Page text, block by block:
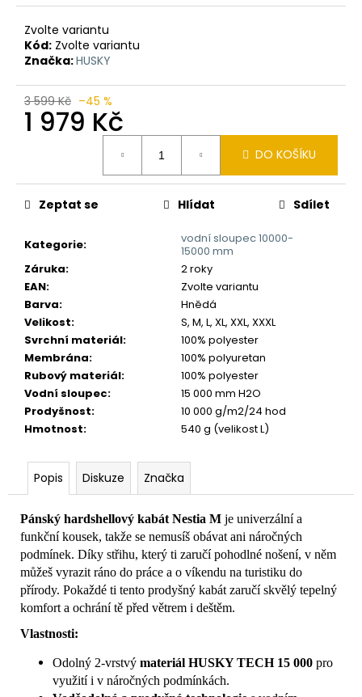
Zvolte variantu
Kód: Zvolte variantu
Značka:HUSKY
3 599 Kč –45 %
1 979 Kč
DO KOŠÍKU
Kategorie:
vodní sloupec 10000-
15000 mm
Záruka:
2 roky
EAN:
Zvolte variantu
Barva:
Hnědá
Velikost:
S, M, L, XL, XXL, XXXL
Svrchní materiál:
100% polyester
Membrána:
100% polyuretan
Rubový materiál:
100% polyester
Vodní sloupec:
15 000 mm H2O
Prodyšnost:
10 000 g/m2/24 hod
Hmotnost: 540 g (velikost L)
Zeptat se Hlídat Sdílet
Popis Diskuze Značka
Pánský hardshellový kabát Nestia M je univerzální a
funkční kousek, takže se nemusíš obávat ani náročných
podmínek. Díky střihu, který ti zaručí pohodlné nošení, v něm
můžeš vyrazit ráno do práce a o víkendu na turistiku do
přírody. Pokaždé ti tento prodyšný kabát zaručí skvělý tepelný
komfort a ochrání tě před větrem i deštěm.
Vlastnosti:
Odolný 2-vrstvý materiál HUSKY TECH 15 000 pro
využití i v náročných podmínkách.
r
u
č
u
j
e
m